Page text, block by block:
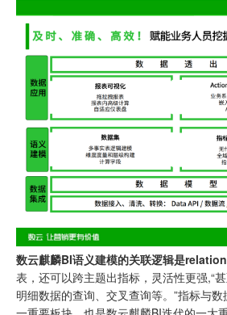
数云麒麟BI语义建模的关联逻辑是relation
表，还可以跨主题出指标，灵活性更强,“
明细数据的查询、交叉查询等。”指标与